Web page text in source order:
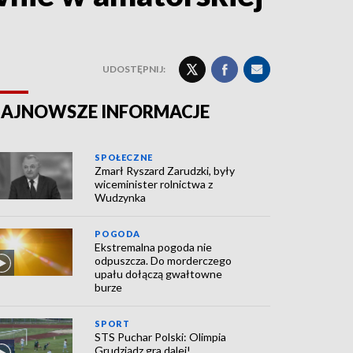
UDOSTĘPNIJ:
INFORMACJE
SPOŁECZNE
Zmarł Ryszard Zarudzki, były
wiceminister rolnictwa z
Wudzynka
POGODA
Ekstremalna pogoda nie
odpuszcza. Do morderczego
upału dołączą gwałtowne
burze
SPORT
STS Puchar Polski: Olimpia
Grudziądz gra dalej!